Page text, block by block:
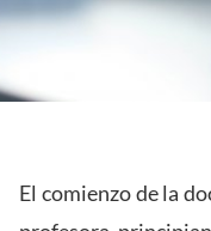
El comienzo de la